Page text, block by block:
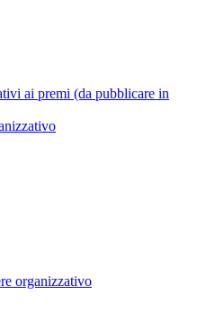
ai premi (da pubblicare in
organizzativo